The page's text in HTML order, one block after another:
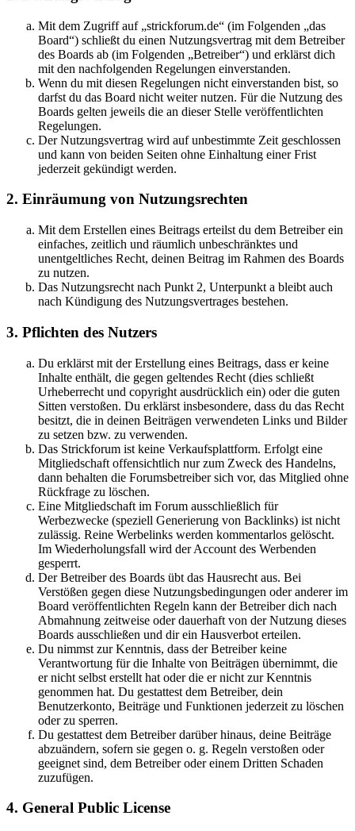
Mit dem Zugriff auf „strickforum.de“ (im Folgenden „das
Board“) schließt du einen Nutzungsvertrag mit dem Betreiber
des Boards ab (im Folgenden „Betreiber“) und erklärst dich
mit den nachfolgenden Regelungen einverstanden.
Wenn du mit diesen Regelungen nicht einverstanden bist, so
darfst du das Board nicht weiter nutzen. Für die Nutzung des
Boards gelten jeweils die an dieser Stelle veröffentlichten
Regelungen.
Der Nutzungsvertrag wird auf unbestimmte Zeit geschlossen
und kann von beiden Seiten ohne Einhaltung einer Frist
jederzeit gekündigt werden.
2. Einräumung von Nutzungsrechten
Mit dem Erstellen eines Beitrags erteilst du dem Betreiber ein
einfaches, zeitlich und räumlich unbeschränktes und
unentgeltliches Recht, deinen Beitrag im Rahmen des Boards
zu nutzen.
Das Nutzungsrecht nach Punkt 2, Unterpunkt a bleibt auch
nach Kündigung des Nutzungsvertrages bestehen.
3. Pflichten des Nutzers
Du erklärst mit der Erstellung eines Beitrags, dass er keine
Inhalte enthält, die gegen geltendes Recht (dies schließt
Urheberrecht und copyright ausdrücklich ein) oder die guten
Sitten verstoßen. Du erklärst insbesondere, dass du das Recht
besitzt, die in deinen Beiträgen verwendeten Links und Bilder
zu setzen bzw. zu verwenden.
Das Strickforum ist keine Verkaufsplattform. Erfolgt eine
Mitgliedschaft offensichtlich nur zum Zweck des Handelns,
dann behalten die Forumsbetreiber sich vor, das Mitglied ohne
Rückfrage zu löschen.
Eine Mitgliedschaft im Forum ausschließlich für
Werbezwecke (speziell Generierung von Backlinks) ist nicht
zulässig. Reine Werbelinks werden kommentarlos gelöscht.
Im Wiederholungsfall wird der Account des Werbenden
gesperrt.
Der Betreiber des Boards übt das Hausrecht aus. Bei
Verstößen gegen diese Nutzungsbedingungen oder anderer im
Board veröffentlichten Regeln kann der Betreiber dich nach
Abmahnung zeitweise oder dauerhaft von der Nutzung dieses
Boards ausschließen und dir ein Hausverbot erteilen.
Du nimmst zur Kenntnis, dass der Betreiber keine
Verantwortung für die Inhalte von Beiträgen übernimmt, die
er nicht selbst erstellt hat oder die er nicht zur Kenntnis
genommen hat. Du gestattest dem Betreiber, dein
Benutzerkonto, Beiträge und Funktionen jederzeit zu löschen
oder zu sperren.
Du gestattest dem Betreiber darüber hinaus, deine Beiträge
abzuändern, sofern sie gegen o. g. Regeln verstoßen oder
geeignet sind, dem Betreiber oder einem Dritten Schaden
zuzufügen.
4. General Public License